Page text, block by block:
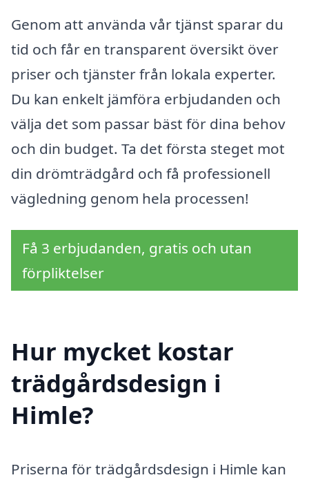
Genom att använda vår tjänst sparar du
tid och får en transparent översikt över
priser och tjänster från lokala experter.
Du kan enkelt jämföra erbjudanden och
välja det som passar bäst för dina behov
och din budget. Ta det första steget mot
din drömträdgård och få professionell
vägledning genom hela processen!
Få 3 erbjudanden, gratis och utan
förpliktelser
Hur mycket kostar
trädgårdsdesign i
Himle?
Priserna för trädgårdsdesign i Himle kan